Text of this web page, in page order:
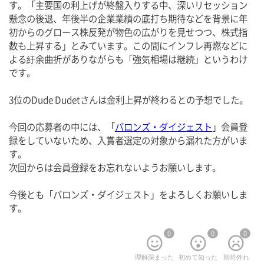
す。「主要国の利上げが終盤入りする中、深いリセッション
懸念の後退、年後半の企業業績の底打ち期待などを背景に年
初からのグロース株反発が物色の広がりを見せつつ、株式指
数も上昇する」とみています。この間にインフレ再燃などに
よる紆余曲折がありながらも「強気相場は継続」というわけ
です。
3位のDude Dudetさんは金利上昇が終わるとの予想でした。
今回の応募者の中には、「 バロンズ・ダイジェスト 」会員登
録をしていないため、入賞者選定の対象から漏れた方がいま
す。
次回からは会員登録をお忘れないようお願いします。
今後とも「バロンズ・ダイジェスト」をよろしくお願いしま
す。
0
理解深まった
0
初めて知った
0
期待外れ